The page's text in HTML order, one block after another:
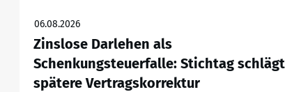
06.08.2026
Zinslose Darlehen als
Schenkungsteuerfalle: Stichtag schlägt
spätere Vertragskorrektur